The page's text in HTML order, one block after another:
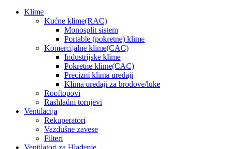
Klime
Kućne klime(RAC)
Monosplit sistem
Portable (pokretne) klime
Komercijalne klime(CAC)
Industrijske klime
Pokretne klime(CAC)
Precizni klima uređaji
Klima uređaji za brodove/luke
Rooftopovi
Rashladni tornjevi
Ventilacija
Rekuperatori
Vazdušne zavese
Filteri